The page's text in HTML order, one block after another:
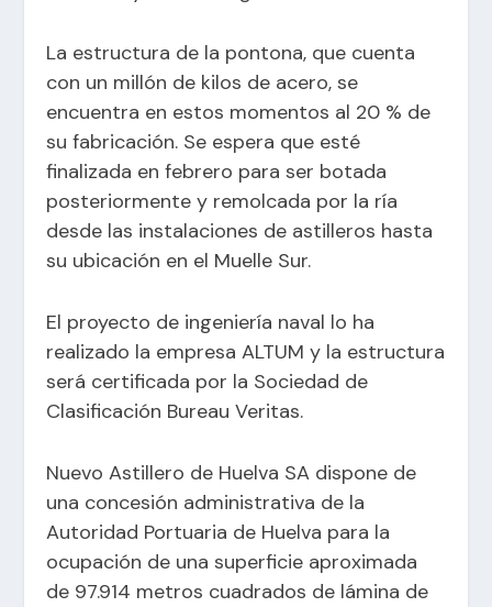
La estructura de la pontona, que cuenta
con un millón de kilos de acero, se
encuentra en estos momentos al 20 % de
su fabricación. Se espera que esté
finalizada en febrero para ser botada
posteriormente y remolcada por la ría
desde las instalaciones de astilleros hasta
su ubicación en el Muelle Sur.
El proyecto de ingeniería naval lo ha
realizado la empresa ALTUM y la estructura
será certificada por la Sociedad de
Clasificación Bureau Veritas.
Nuevo Astillero de Huelva SA dispone de
una concesión administrativa de la
Autoridad Portuaria de Huelva para la
ocupación de una superficie aproximada
de 97.914 metros cuadrados de lámina de